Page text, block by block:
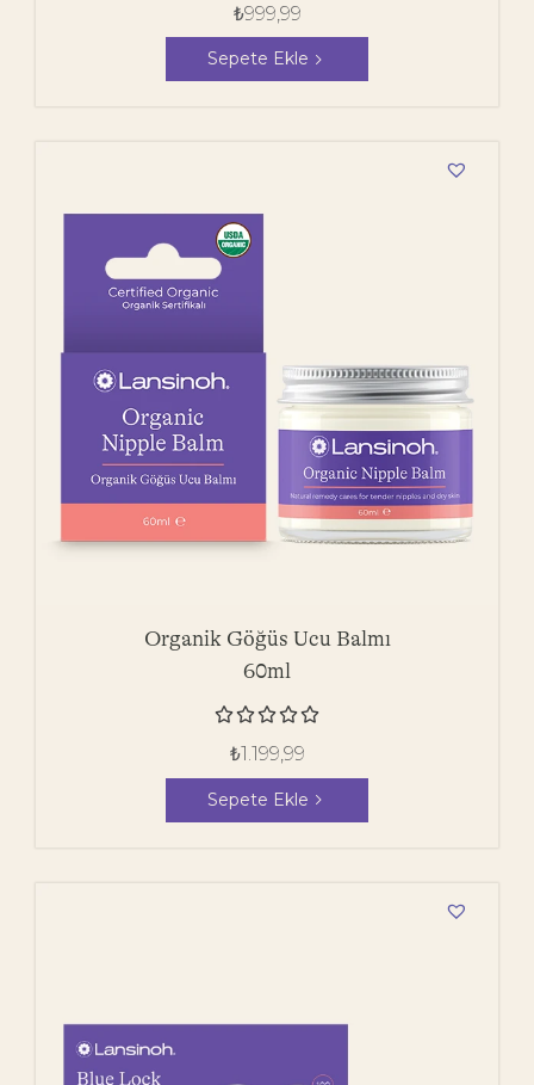
₺999,99
Sepete Ekle
Organik Göğüs Ucu Balmı
60ml

₺1.199,99
Sepete Ekle